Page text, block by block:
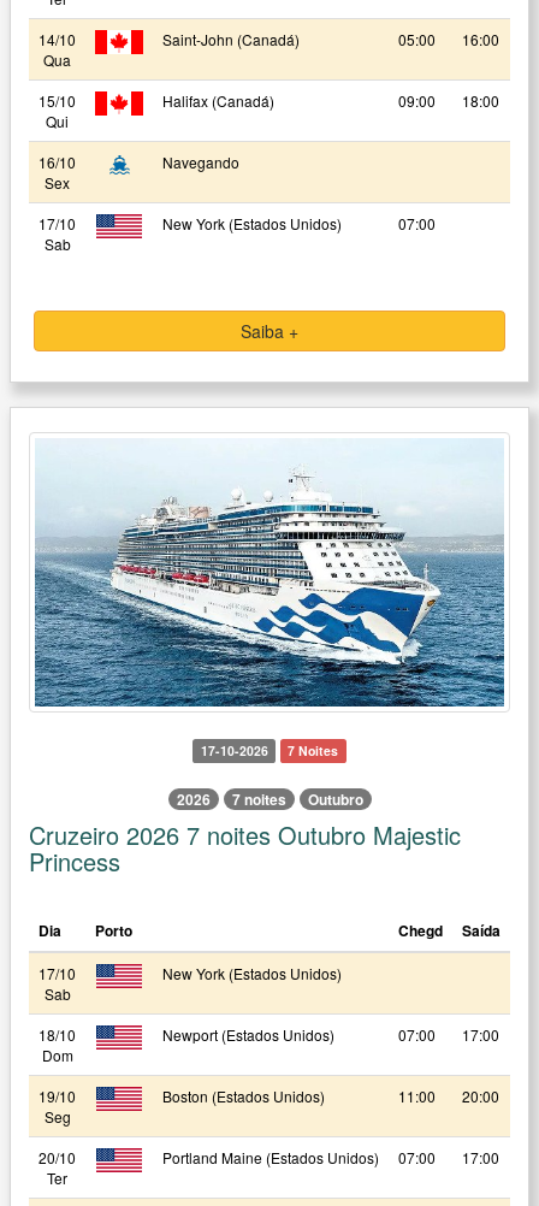
14/10
Qua
Saint-John (Canadá) 05:00 16:00
15/10
Qui
Halifax (Canadá) 09:00 18:00
16/10
Sex
Navegando
17/10
Sab
New York (Estados Unidos) 07:00
Saiba +
17-10-2026 7 Noites
2026 7 noites Outubro
Cruzeiro 2026 7 noites Outubro Majestic
Princess
Dia Porto Chegd Saída
17/10
Sab
New York (Estados Unidos)
18/10
Dom
Newport (Estados Unidos) 07:00 17:00
19/10
Seg
Boston (Estados Unidos) 11:00 20:00
20/10
Ter
Portland Maine (Estados Unidos) 07:00 17:00